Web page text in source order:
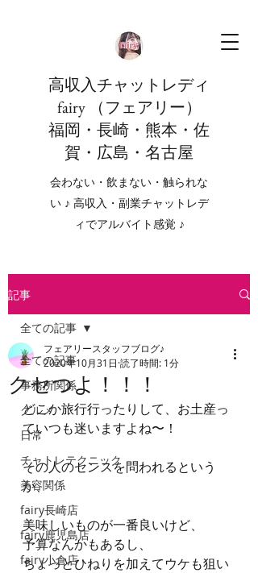
高収入チャットレディ
fairy （フェアリー）
福岡・長崎・熊本・佐
賀・広島・名古屋
会わない・飲まない・触られな
い ♪ 高収入・副業チャットレデ
ィでアルバイト感覚 ♪
記事
全ての記事
事務所関係
グルメ
日常
チャトレテクニック
美容関係
fairy長崎店
fairy鹿児島店
fairy小倉店
全ての記事
クセつよ！！！
フェアリースタッフブログ♪
2020年10月31日 読了時間: 1分
どこか旅行行ったりして、お土産っ
ていつも迷いますよね〜！
その人のセンスを問われるという
か、
美味しいものが一番良いけど、
予算なんかもあるし、
ちょっとひねりを加えてウケも狙い